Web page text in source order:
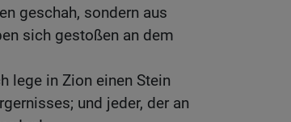
geschah, sondern aus
sich gestoßen an dem
lege in Zion einen Stein
und jeder, der an